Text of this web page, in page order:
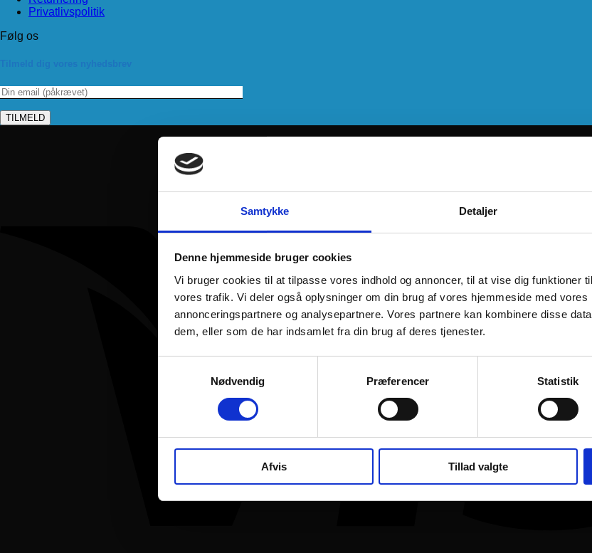
Samtykke Detaljer
Denne hjemmeside bruger cookies
Vi bruger cookies til at tilpasse vores indhold og annoncer, til at vise dig funktioner
vores trafik. Vi deler også oplysninger om din brug af vores hjemmeside med vores
annonceringspartnere og analysepartnere. Vores partnere kan kombinere disse
dem, eller som de har indsamlet fra din brug af deres tjenester.
Nødvendig
Præferencer Statistik
Afvis Tillad valgte
Privatlivspolitik
Følg os
Tilmeld dig vores nyhedsbrev